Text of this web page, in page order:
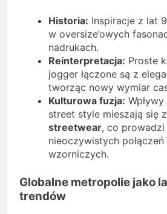
Historia: Inspiracje z lat
w oversize’owych
nadrukach.
Reinterpretacja: Proste
jogger łączone są z
tworząc nowy wymiar
Kulturowa fuzja:
street style mieszają się
streetwear, co prowadzi
nieoczywistych
wzorniczych.
Globalne metropolie jako
trendów